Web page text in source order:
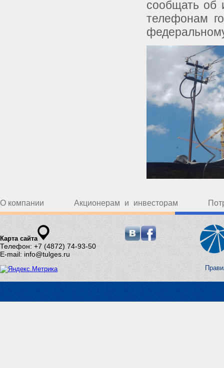
сообщать об
телефонам
О компании Акционерам и инвесторам
Карта сайта
Телефон: +7 (4872) 74-93-50
E-mail: info@tulges.ru